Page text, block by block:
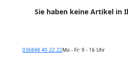
Sie haben keine Artikel in
036848 40 22 22Mo - Fr: 9 - 16 Uhr